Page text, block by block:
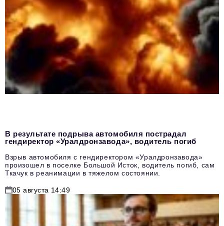
В результате подрыва автомобиля пострадал
гендиректор «Уралдронзавода», водитель погиб
Взрыв автомобиля с гендиректором «Уралдронзавода»
произошел в поселке Большой Исток, водитель погиб, сам
Ткачук в реанимации в тяжелом состоянии.
05 августа 14:49